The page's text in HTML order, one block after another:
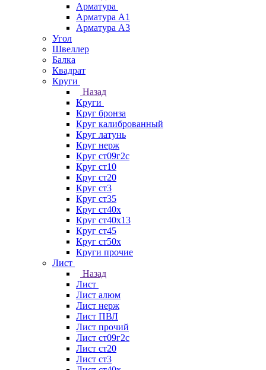
Арматура
Арматура А1
Арматура А3
Угол
Швеллер
Балка
Квадрат
Круги
Назад
Круги
Круг бронза
Круг калиброванный
Круг латунь
Круг нерж
Круг ст09г2с
Круг ст10
Круг ст20
Круг ст3
Круг ст35
Круг ст40х
Круг ст40х13
Круг ст45
Круг ст50х
Круги прочие
Лист
Назад
Лист
Лист алюм
Лист нерж
Лист ПВЛ
Лист прочий
Лист ст09г2с
Лист ст20
Лист ст3